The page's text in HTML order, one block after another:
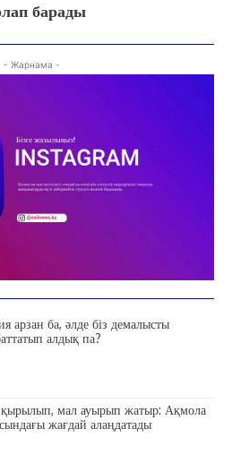
Жарнама
барады
- Жарнама -
арзан ба, әлде біз демалысты
алдық па?
қырылып, мал ауырып жатыр: Ақмола
жағдай алаңдатады